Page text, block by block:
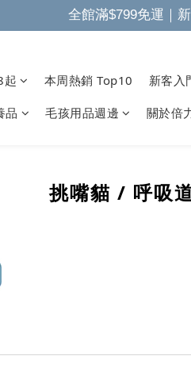
起 本周熱銷 Top10 新客入
品 毛孩用品週邊 關於倍
挑嘴貓 / 呼吸
全館滿$799免運｜